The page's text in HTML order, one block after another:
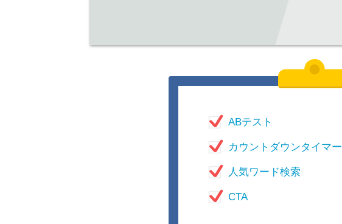
ABテスト
カウントダウンタイマー
人気ワード検索
CTA